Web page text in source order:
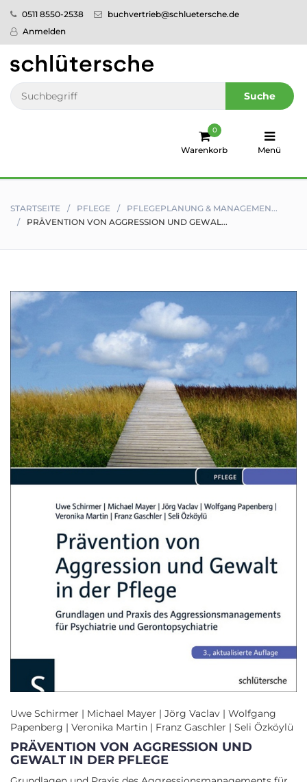
0511 8550-2538
buchvertrieb@schluetersche.de
Anmelden
Suche
Warenkorb
0
Menü
Pflege
Veterinär­
medizin
humboldt
Sale!
STARTSEITE PFLEGE
PFLEGEPLANUNG & MANAGEMEN...
PRÄVENTION VON AGGRESSION UND GEWAL...
Uwe Schirmer | Michael Mayer | Jörg Vaclav | Wolfgang
Papenberg | Veronika Martin | Franz Gaschler | Seli Özköylü
PRÄVENTION VON AGGRESSION UND
GEWALT IN DER PFLEGE